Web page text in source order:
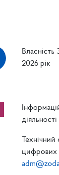
Власність
2026 рік
цифрових